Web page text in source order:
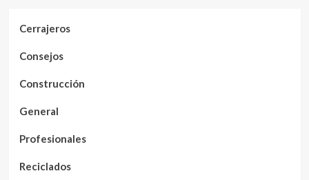
Cerrajeros
Consejos
Construcción
General
Profesionales
Reciclados